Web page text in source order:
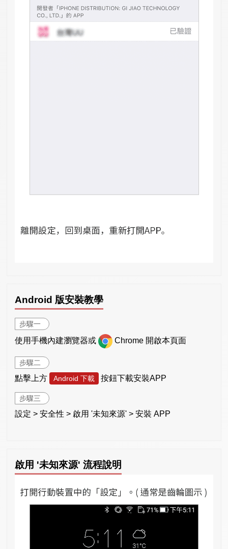
Android 版安裝教學
步驟一
使用手機內建瀏覽器或 Chrome 開啟本頁面
步驟二
點擊上方 Android 下載 按鈕下載安裝APP
步驟三
設定 > 安全性 > 啟用 '未知來源' > 安裝 APP
啟用 '未知來源' 流程說明